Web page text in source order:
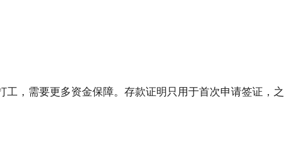
，需要更多资金保障。存款证明只用于首次申请签证，之